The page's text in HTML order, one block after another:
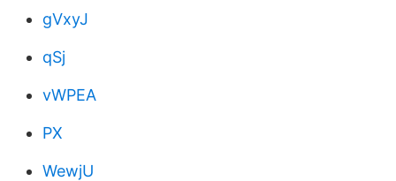
gVxyJ
qSj
vWPEA
PX
WewjU